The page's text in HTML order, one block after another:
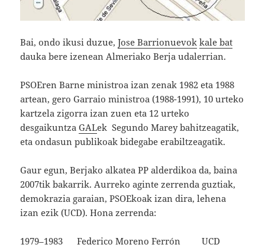
Bai, ondo ikusi duzue,Jose Barrionuevok kale bat
dauka bere izenean Almeriako Berja udalerrian.
PSOEren Barne ministroa izan zenak 1982 eta 1988
artean, gero Garraio ministroa (1988-1991), 10 urteko
kartzela zigorra izan zuen eta 12 urteko
desgaikuntzaGALek Segundo Marey bahitzeagatik,
eta ondasun publikoak bidegabe erabiltzeagatik.
Gaur egun, Berjako alkatea PP alderdikoa da, baina
2007tik bakarrik. Aurreko aginte zerrenda guztiak,
demokrazia garaian, PSOEkoak izan dira, lehena
izan ezik (UCD). Hona zerrenda:
1979–1983 Federico Moreno Ferrón UCD